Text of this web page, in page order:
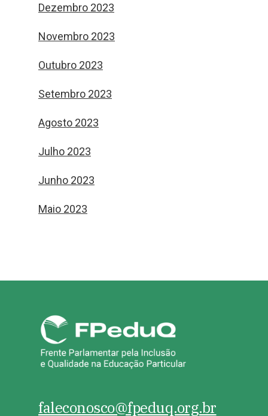
Dezembro 2023
Novembro 2023
Outubro 2023
Setembro 2023
Agosto 2023
Julho 2023
Junho 2023
Maio 2023
faleconosco@fpeduq.org.br